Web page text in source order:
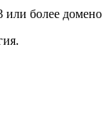
более